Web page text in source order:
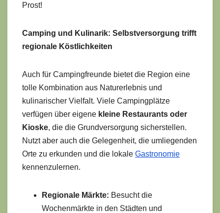
Prost!
Camping und Kulinarik: Selbstversorgung trifft
regionale Köstlichkeiten
Auch für Campingfreunde bietet die Region eine
tolle Kombination aus Naturerlebnis und
kulinarischer Vielfalt. Viele Campingplätze
verfügen über eigene kleine Restaurants oder
Kioske, die die Grundversorgung sicherstellen.
Nutzt aber auch die Gelegenheit, die umliegenden
Orte zu erkunden und die lokale Gastronomie
kennenzulernen.
Regionale Märkte: Besucht die
Wochenmärkte in den Städten und